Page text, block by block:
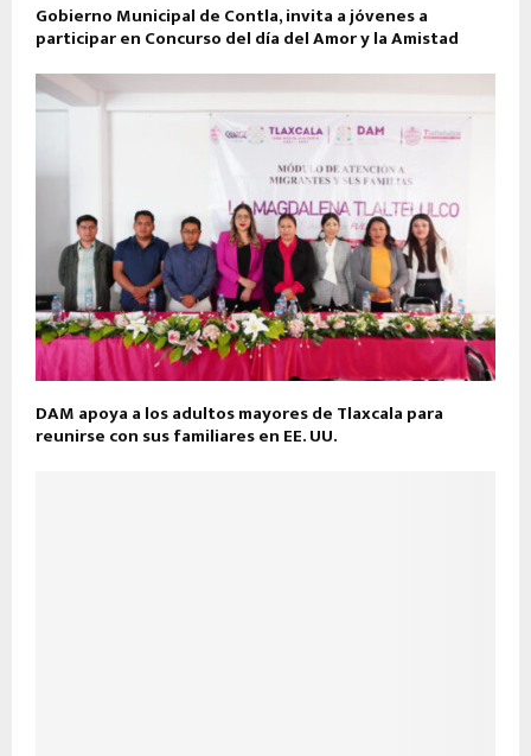
Gobierno Municipal de Contla, invita a jóvenes a
participar en Concurso del día del Amor y la Amistad
DAM apoya a los adultos mayores de Tlaxcala para
reunirse con sus familiares en EE. UU.